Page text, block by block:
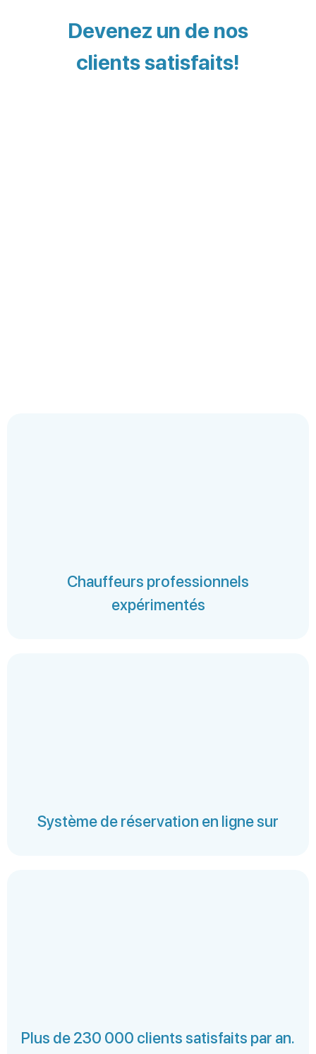
Devenez un de nos
clients satisfaits!
Chauffeurs professionnels
expérimentés
Système de réservation en ligne sur
Plus de 230 000 clients satisfaits par an.